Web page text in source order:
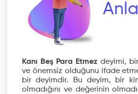
Kanı Beş Para Etmez deyimi,
ve önemsiz olduğunu ifade
bir deyimdir. Bu deyim, bir
olmadığını ve değerinin